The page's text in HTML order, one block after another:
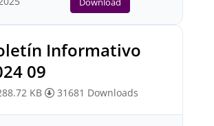
Informativo
09
KB 31681 Downloads